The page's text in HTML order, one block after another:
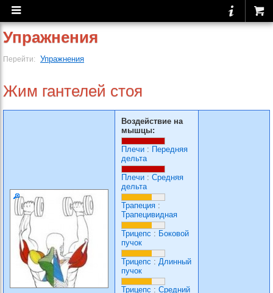
Упражнения
Перейти: Упражнения
Жим гантелей стоя
Воздействие на
мышцы:
Плечи : Передняя
дельта
Плечи : Средняя
дельта
Трапеция :
Трапецивидная
Трицепс : Боковой
пучок
Трицепс : Длинный
пучок
Трицепс : Средний